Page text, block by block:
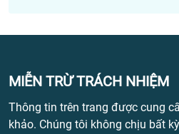
MIỄN TRỪ TRÁCH NHIỆM
Thông tin trên trang được cung
khảo. Chúng tôi không chịu bất